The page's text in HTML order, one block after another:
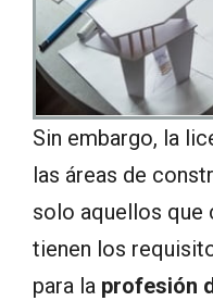
Sin embargo, la
las áreas de
solo aquellos que
tienen los
para la profesión